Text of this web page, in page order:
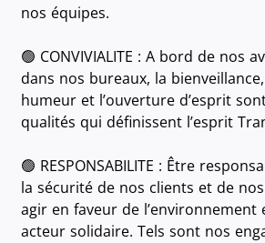
nos équipes.
🟢 CONVIVIALITE : A bord de nos
dans nos bureaux, la
humeur et l’ouverture d’esprit
qualités qui définissent l’esprit
🟢 RESPONSABILITE : Être
la sécurité de nos clients et de
agir en faveur de
acteur solidaire. Tels sont nos